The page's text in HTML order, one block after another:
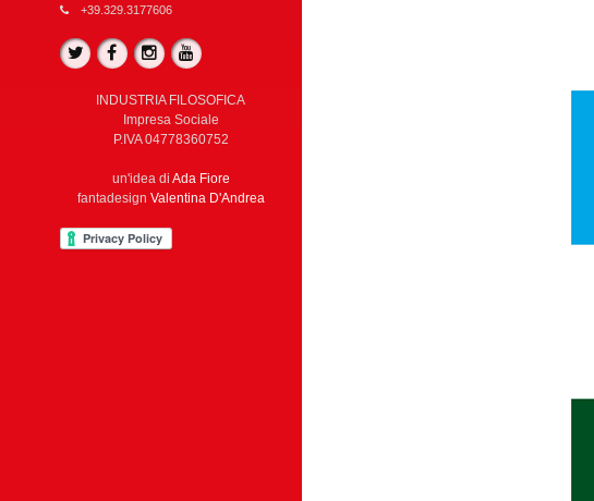
+39.329.3177606
INDUSTRIA FILOSOFICA
Impresa Sociale
P.IVA 04778360752
un'idea di Ada Fiore
fantadesign Valentina D'Andrea